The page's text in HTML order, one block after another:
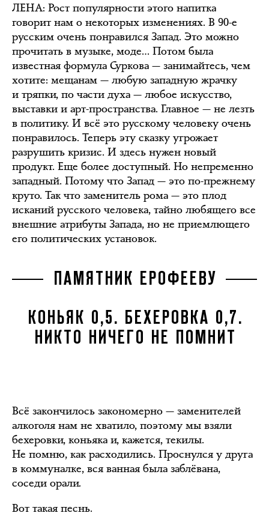
ЛЕНА: Рост популярности этого напитка
говорит нам о некоторых изменениях. В 90-е
русским очень понравился Запад. Это можно
прочитать в музыке, моде… Потом была
известная формула Суркова — занимайтесь, чем
хотите: мещанам — любую западную жрачку
и тряпки, по части духа — любое искусство,
выставки и арт-пространства. Главное — не лезть
в политику. И всё это русскому человеку очень
понравилось. Теперь эту сказку угрожает
разрушить кризис. И здесь нужен новый
продукт. Еще более доступный. Но непременно
западный. Потому что Запад — это по-прежнему
круто. Так что заменитель рома — это плод
исканий русского человека, тайно любящего все
внешние атрибуты Запада, но не приемлющего
его политических установок.
ПАМЯТНИК ЕРОФЕЕВУ
КОНЬЯК 0,5. БЕХЕРОВКА 0,7.
НИКТО НИЧЕГО НЕ ПОМНИТ
Всё закончилось закономерно — заменителей
алкоголя нам не хватило, поэтому мы взяли
бехеровки, коньяка и, кажется, текилы.
Не помню, как расходились. Проснулся у друга
в коммуналке, вся ванная была заблёвана,
соседи орали.
Вот такая песнь.